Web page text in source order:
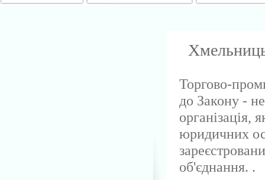
Торгово-
до Закону -
організація,
юридичних
об'єднання. .